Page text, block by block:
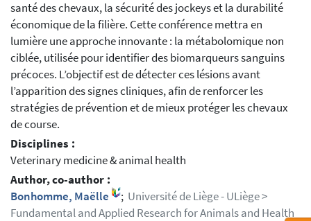
santé des chevaux, la sécurité des jockeys et la durabilité
économique de la filière. Cette conférence mettra en
lumière une approche innovante : la métabolomique non
ciblée, utilisée pour identifier des biomarqueurs sanguins
précoces. L’objectif est de détecter ces lésions avant
l’apparition des signes cliniques, afin de renforcer les
stratégies de prévention et de mieux protéger les chevaux
de course.
Disciplines :
Veterinary medicine & animal health
Author, co-author :
Bonhomme, Maëlle
; Université de Liège - ULiège >
Fundamental and Applied Research for Animals and Health